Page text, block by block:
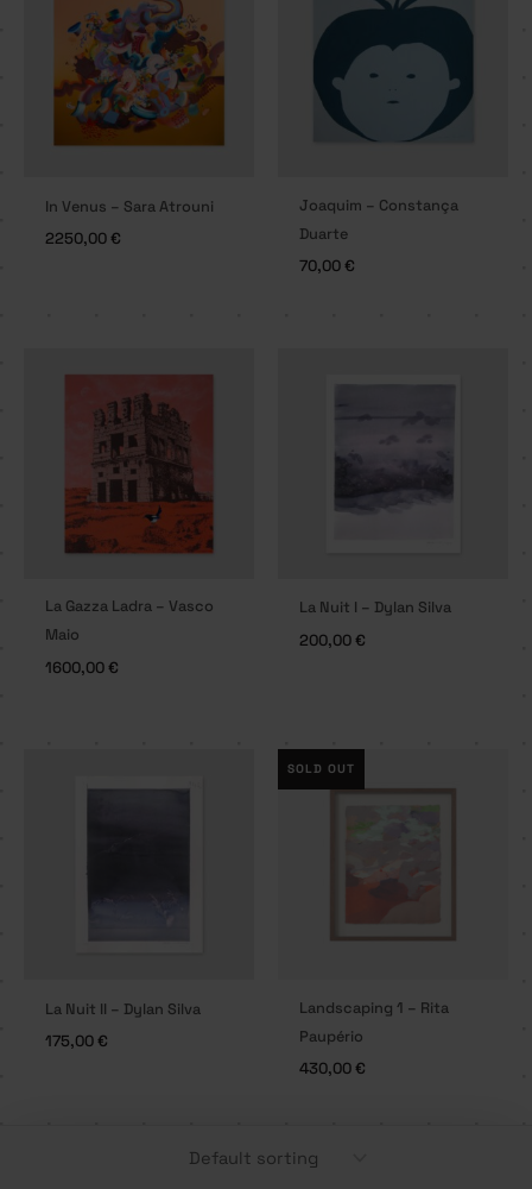
In Venus – Sara Atrouni
2250,00€
Joaquim – Constança
Duarte
70,00€
La Gazza Ladra – Vasco
Maio
1600,00€
La Nuit I – Dylan Silva
200,00€
La Nuit II – Dylan Silva
175,00€
NEW
SOLD OUT
Landscaping 1 – Rita
Paupério
430,00€
NEW
SOLD OUT